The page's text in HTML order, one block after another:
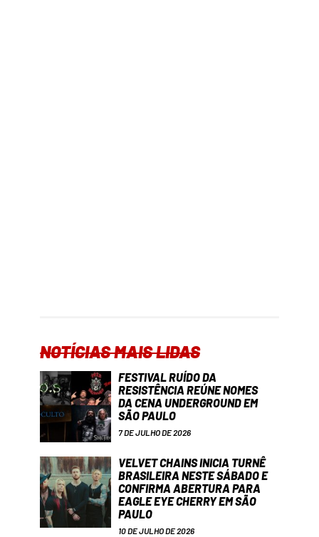
NOTÍCIAS MAIS LIDAS
FESTIVAL RUÍDO DA
RESISTÊNCIA REÚNE NOMES
DA CENA UNDERGROUND EM
SÃO PAULO
7 DE JULHO DE 2026
VELVET CHAINS INICIA TURNÊ
BRASILEIRA NESTE SÁBADO E
CONFIRMA ABERTURA PARA
EAGLE EYE CHERRY EM SÃO
PAULO
10 DE JULHO DE 2026